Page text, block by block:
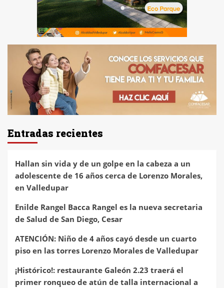
Entradas recientes
Hallan sin vida y de un golpe en la cabeza a un
adolescente de 16 años cerca de Lorenzo Morales,
en Valledupar
Enilde Rangel Bacca Rangel es la nueva secretaria
de Salud de San Diego, Cesar
ATENCIÓN: Niño de 4 años cayó desde un cuarto
piso en las torres Lorenzo Morales de Valledupar
¡Histórico!: restaurante Galeón 2.23 traerá el
primer ronqueo de atún de talla internacional a